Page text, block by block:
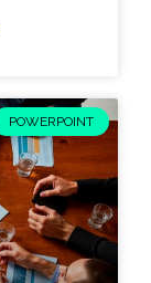
POWERPOINT